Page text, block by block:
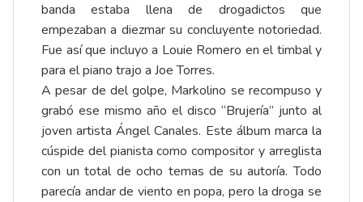
banda estaba llena de drogadictos que
empezaban a diezmar su concluyente notoriedad.
Fue así que incluyo a Louie Romero en el timbal y
para el piano trajo a Joe Torres.
A pesar de del golpe, Markolino se recompuso y
grabó ese mismo año el disco “Brujería” junto al
joven artista Ángel Canales. Este álbum marca la
cúspide del pianista como compositor y arreglista
con un total de ocho temas de su autoría. Todo
parecía andar de viento en popa, pero la droga se